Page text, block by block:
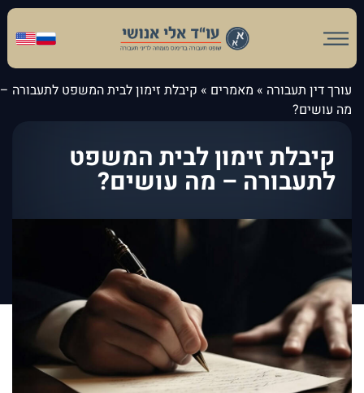
עורך דין תעבורה » מאמרים » קיבלת זימון לבית המשפט לתעבורה –
מה עושים?
קיבלת זימון לבית המשפט
לתעבורה – מה עושים?